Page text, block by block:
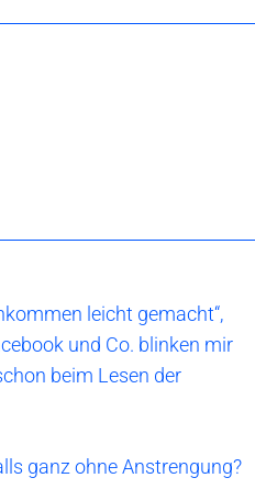
leicht gemacht“,
und Co. blinken mir
beim Lesen der
ganz ohne Anstrengung?